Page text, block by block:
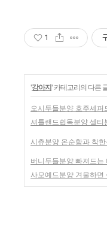
1
'강아지' 카테고리의 다른
오시두들분양 호주셰퍼
셔틀랜드쉽독분양 셀티
시츄분양 온순함과 착
버니두들분양 빠져드는
사모예드분양 겨울하면